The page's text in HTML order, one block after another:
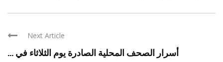
Next Article
أسرار الصحف المحلية الصادرة يوم الثلاثاء في ...